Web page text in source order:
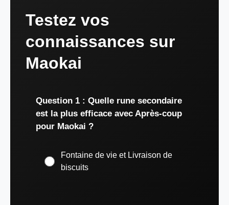
Testez vos
connaissances sur
Maokai
Question 1 : Quelle rune secondaire
est la plus efficace avec Après-coup
pour Maokai ?
Fontaine de vie et Livraison de
biscuits